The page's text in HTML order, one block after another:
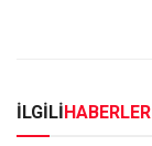
İLGİLİHABERLER